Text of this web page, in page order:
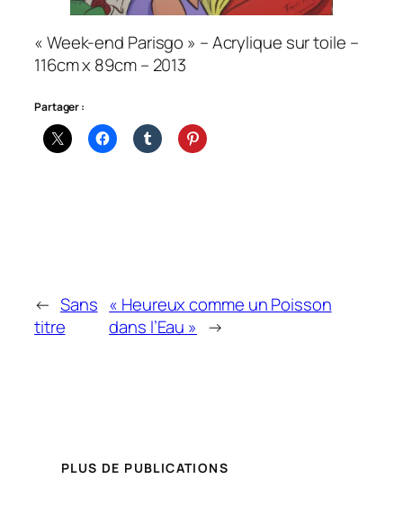
« Week-end Parisgo » – Acrylique sur toile –
116cm x 89cm – 2013
Partager :
← Sans
titre
« Heureux comme un Poisson
dans l’Eau » →
PLUS DE PUBLICATIONS